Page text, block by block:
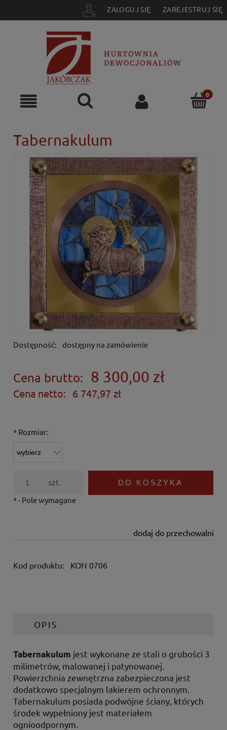
ZALOGUJ SIĘ ZAREJESTRUJ SIĘ
Tabernakulum
Dostępność: dostępny na zamówienie
Cena brutto: 8 300,00 zł
Cena netto: 6 747,97 zł
* Rozmiar:
szt. DO KOSZYKA
dodaj do przechowalni
*- Pole wymagane
Kod produktu: KON 0706
OPIS
Tabernakulum jest wykonane ze stali o grubości 3
milimetrów, malowanej i patynowanej.
Powierzchnia zewnętrzna zabezpieczona jest
dodatkowo specjalnym lakierem ochronnym.
Tabernakulum posiada podwójne ściany, których
środek wypełniony jest materiałem
ognioodpornym.